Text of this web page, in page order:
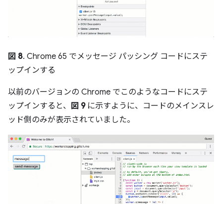
図 8. Chrome 65 でメッセージ パッシング コードにステ
ップインする
以前のバージョンの Chrome でこのようなコードにステ
ップインすると、
図 9に示すように、コードのメインスレ
ッド側のみが表示されていました。